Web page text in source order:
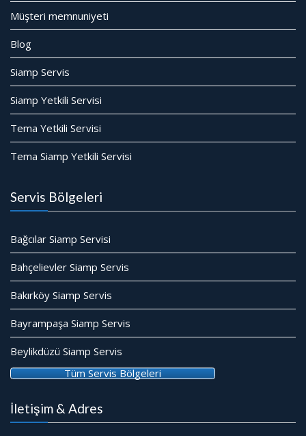
Müşteri memnuniyeti
Blog
Siamp Servis
Siamp Yetkili Servisi
Tema Yetkili Servisi
Tema Siamp Yetkili Servisi
Servis Bölgeleri
Bağcılar Siamp Servisi
Bahçelievler Siamp Servis
Bakırköy Siamp Servis
Bayrampaşa Siamp Servis
Beylikdüzü Siamp Servis
Tüm Servis Bölgeleri
İletişim & Adres